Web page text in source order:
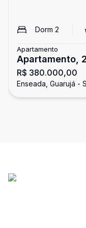
Dorm 2
Apartamento
Apartamento,
Enseada,
R$ 380.000,00
Enseada, Guarujá -